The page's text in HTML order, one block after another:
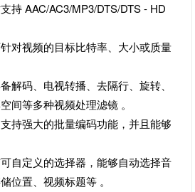
持 AAC/AC3/MP3/DTS/DTS - HD
对视频的目标比特率、大小或质量
解码、电视转播、去隔行、旋转、
间等多种视频处理滤镜 。
持强大的批量编码功能，并且能够
自定义的选择器，能够自动选择音
位置、视频标题等 。